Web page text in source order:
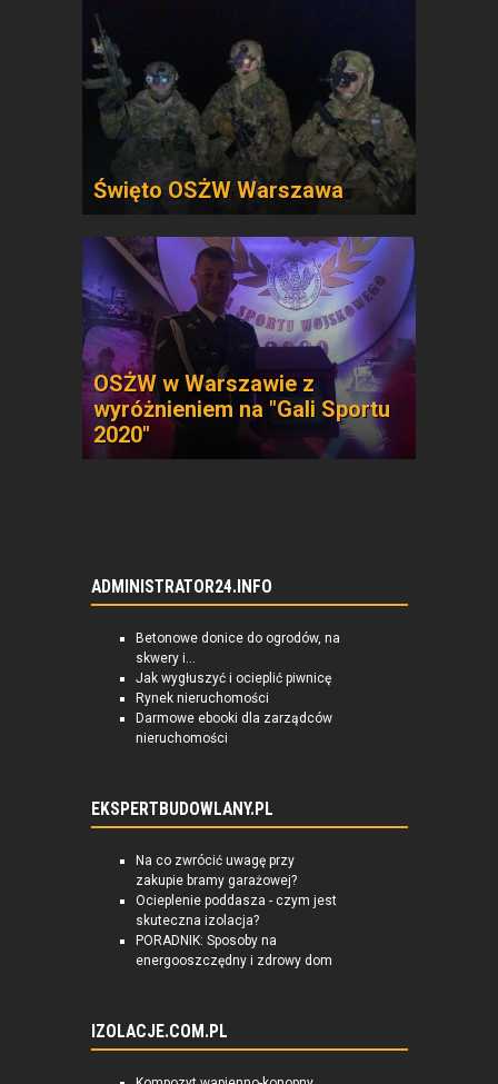
Święto OSŻW Warszawa
OSŻW w Warszawie z
wyróżnieniem na "Gali Sportu
2020"
ADMINISTRATOR24.INFO
Betonowe donice do ogrodów, na
skwery i...
Jak wygłuszyć i ocieplić piwnicę
Rynek nieruchomości
Darmowe ebooki dla zarządców
nieruchomości
EKSPERTBUDOWLANY.PL
Na co zwrócić uwagę przy
zakupie bramy garażowej?
Ocieplenie poddasza - czym jest
skuteczna izolacja?
PORADNIK: Sposoby na
energooszczędny i zdrowy dom
IZOLACJE.COM.PL